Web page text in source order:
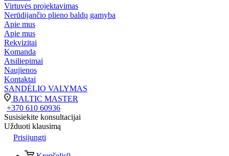
Virtuvės projektavimas
Nerūdijančio plieno baldų gamyba
Apie mus
Apie mus
Rekvizitai
Komanda
Atsiliepimai
Naujienos
Kontaktai
SANDĖLIO VALYMAS
BALTIC MASTER
+370 610 60936
Susisiekite konsultacijai
Užduoti klausimą
Prisijungti